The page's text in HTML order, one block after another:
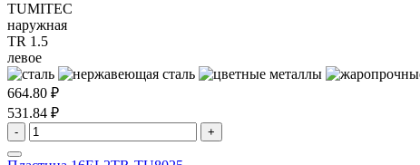
TUMITEC
наружная
TR 1.5
левое
664.80 ₽
531.84 ₽
- +